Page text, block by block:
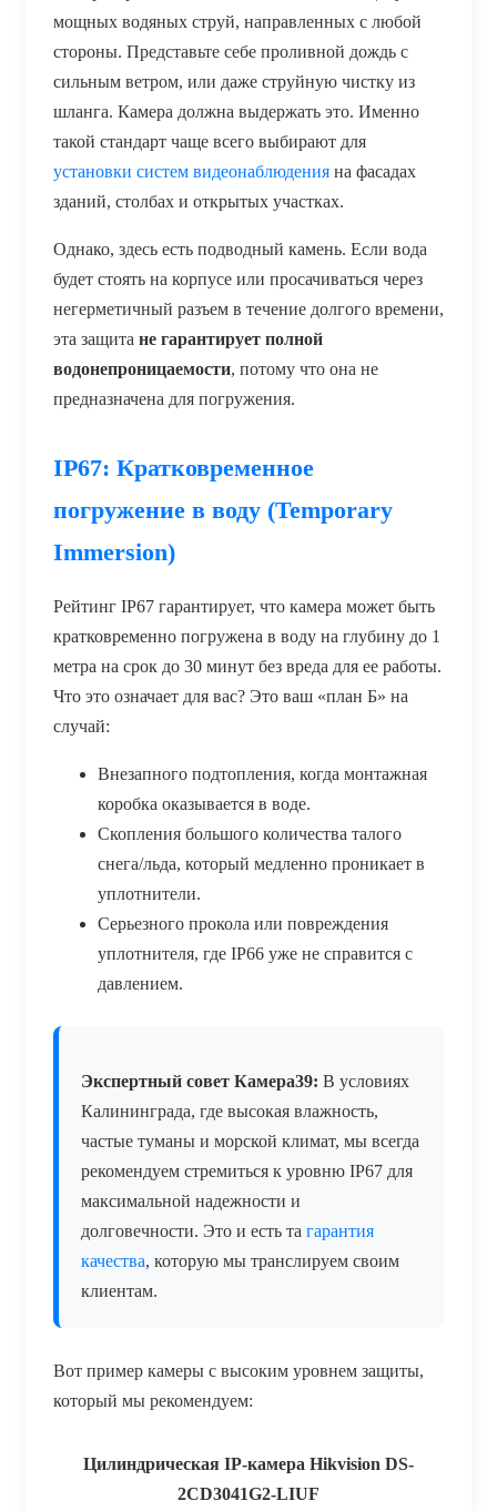
мощных водяных струй, направленных с любой
стороны. Представьте себе проливной дождь с
сильным ветром, или даже струйную чистку из
шланга. Камера должна выдержать это. Именно
такой стандарт чаще всего выбирают для
установки систем видеонаблюдения на фасадах
зданий, столбах и открытых участках.
Однако, здесь есть подводный камень. Если вода
будет стоять на корпусе или просачиваться через
негерметичный разъем в течение долгого времени,
эта защита не гарантирует полной
водонепроницаемости, потому что она не
предназначена для погружения.
IP67: Кратковременное
погружение в воду (Temporary
Immersion)
Рейтинг IP67 гарантирует, что камера может быть
кратковременно погружена в воду на глубину до 1
метра на срок до 30 минут без вреда для ее работы.
Что это означает для вас? Это ваш «план Б» на
случай:
Внезапного подтопления, когда монтажная
коробка оказывается в воде.
Скопления большого количества талого
снега/льда, который медленно проникает в
уплотнители.
Серьезного прокола или повреждения
уплотнителя, где IP66 уже не справится с
давлением.
Экспертный совет Камера39: В условиях
Калининграда, где высокая влажность,
частые туманы и морской климат, мы всегда
рекомендуем стремиться к уровню IP67 для
максимальной надежности и
долговечности. Это и есть та гарантия
качества, которую мы транслируем своим
клиентам.
Вот пример камеры с высоким уровнем защиты,
который мы рекомендуем:
Цилиндрическая IP-камера Hikvision DS-
2CD3041G2-LIUF